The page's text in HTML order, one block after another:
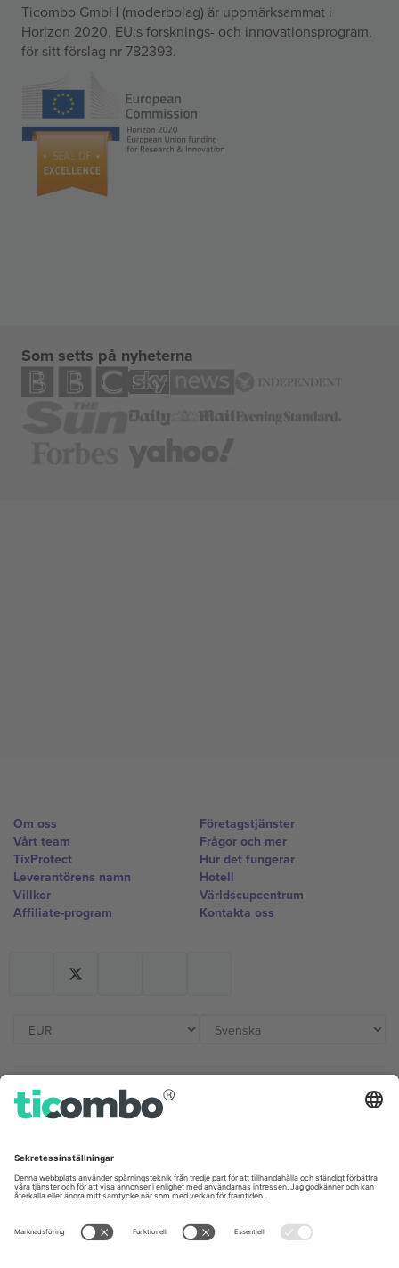
Ticombo GmbH (moderbolag) är uppmärksammat i
Horizon 2020, EU:s forsknings- och innovationsprogram,
för sitt förslag nr 782393.
Som setts på nyheterna
Om oss
Vårt team
TixProtect
Leverantörens namn
Villkor
Affiliate-program
Företagstjänster
Frågor och mer
Hur det fungerar
Hotell
Världscupcentrum
Kontakta oss
Kontor och support
Unter den Linden 24, 10117
Berlin, Germany
London, EC1V 1AW, United
Kingdom
United States
Switzerland